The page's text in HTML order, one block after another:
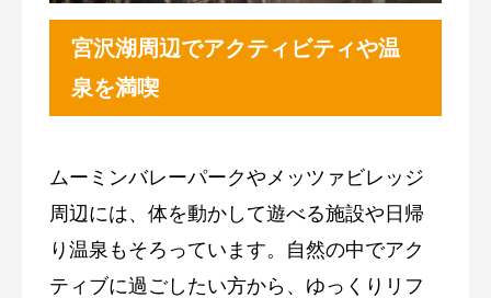
宮沢湖周辺でアクティビティや温
泉を満喫
ムーミンバレーパークやメッツァビレッジ
周辺には、体を動かして遊べる施設や日帰
り温泉もそろっています。自然の中でアク
ティブに過ごしたい方から、ゆっくりリフ